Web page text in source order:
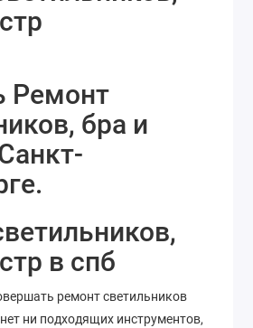
Ремонт
бра и
в спб
ремонт светильников
ни подходящих инструментов,